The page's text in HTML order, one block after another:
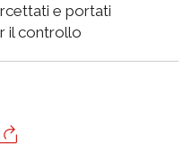
e portati
il controllo